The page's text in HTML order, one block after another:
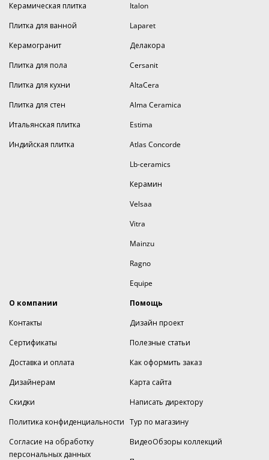
Керамическая плитка
Плитка для ванной
Керамогранит
Плитка для пола
Плитка для кухни
Плитка для стен
Итальянская плитка
Индийская плитка
Italon
Laparet
Делакора
Cersanit
AltaCera
Alma Ceramica
Estima
Atlas Concorde
Lb-ceramics
Керамин
Velsaa
Vitra
Mainzu
Ragno
Equipe
О компании
Контакты
Сертификаты
Доставка и оплата
Дизайнерам
Скидки
Политика конфиденциальности
Согласие на обработку
персональных данных
Помощь
Дизайн проект
Полезные статьи
Как оформить заказ
Карта сайта
Написать директору
Тур по магазину
ВидеоОбзоры коллекций